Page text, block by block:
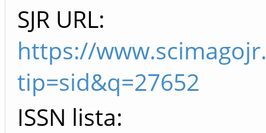
SJR URL:
https://
tip=sid&q=27652
ISSN lista